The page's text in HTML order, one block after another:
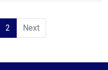
2(current)
Next